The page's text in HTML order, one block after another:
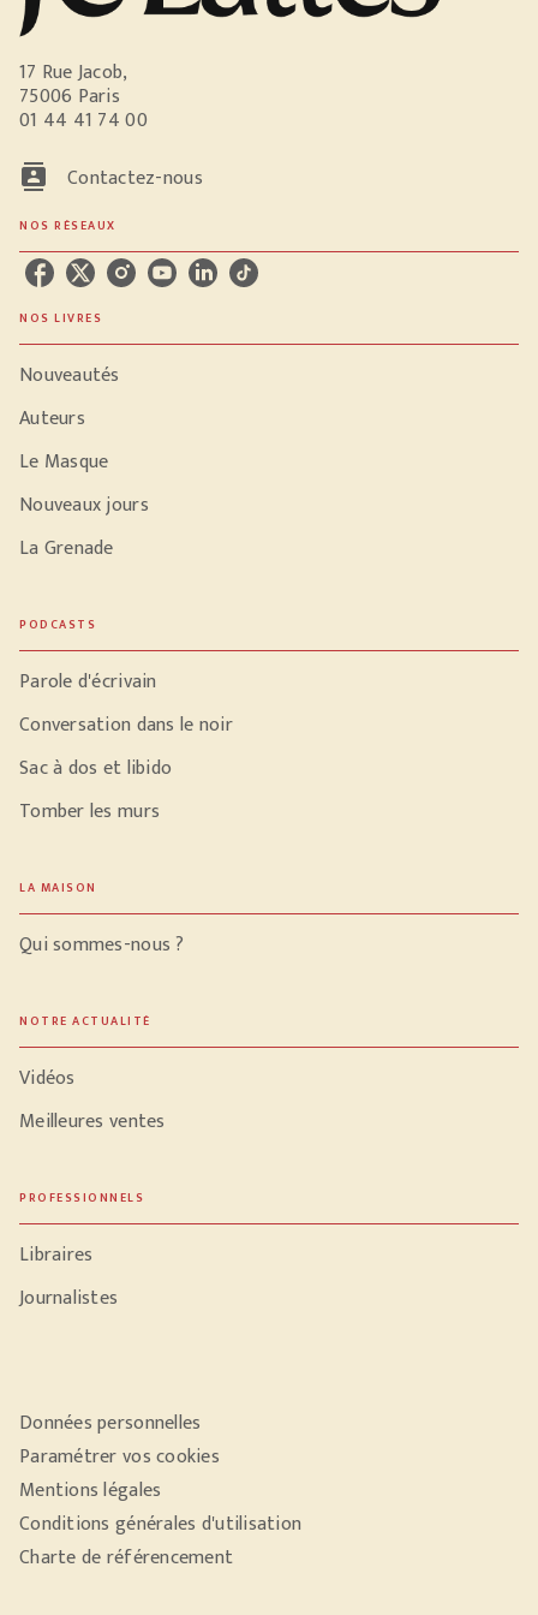
17 Rue Jacob,
75006 Paris
01 44 41 74 00
contacts Contactez-nous
NOS RÉSEAUX
NOS LIVRES
Nouveautés
Auteurs
Le Masque
Nouveaux jours
La Grenade
PODCASTS
Parole d'écrivain
Conversation dans le noir
Sac à dos et libido
Tomber les murs
LA MAISON
Qui sommes-nous ?
NOTRE ACTUALITÉ
Vidéos
Meilleures ventes
PROFESSIONNELS
Libraires
Journalistes
Données personnelles
Paramétrer vos cookies
Mentions légales
Conditions générales d'utilisation
Charte de référencement